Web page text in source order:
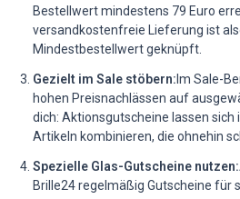
Bestellwert mindestens 79 Euro
versandkostenfreie Lieferung ist
Mindestbestellwert geknüpft.
Gezielt im Sale stöbern: Im Sale-
hohen Preisnachlässen auf
dich: Aktionsgutscheine lassen sich
Artikeln kombinieren, die ohnehin
Spezielle Glas-Gutscheine nutzen:
Brille24 regelmäßig Gutscheine für